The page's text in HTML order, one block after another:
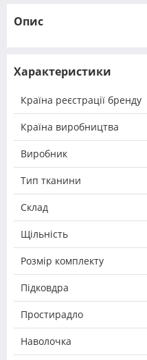
Опис
Характеристики
Країна реєстрації бренду
Країна виробництва
Виробник
Тип тканини
Склад
Щільність
Розмір комплекту
Підковдра
Простирадло
Наволочка